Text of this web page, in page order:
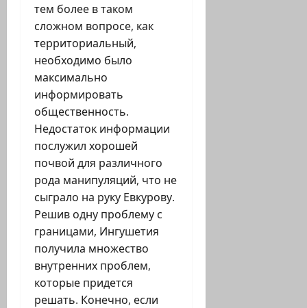
тем более в таком
сложном вопросе, как
территориальный,
необходимо было
максимально
информировать
общественность.
Недостаток информации
послужил хорошей
почвой для различного
рода манипуляций, что не
сыграло на руку Евкурову.
Решив одну проблему с
границами, Ингушетия
получила множество
внутренних проблем,
которые придется
решать. Конечно, если